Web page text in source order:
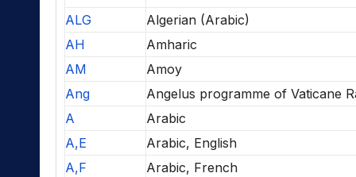
ALG
Algerian (Arabic)
AH
Amharic
AM
Amoy
Ang
Angelus programme of Vaticane
A
Arabic
A,E
Arabic, English
A,F
Arabic, French